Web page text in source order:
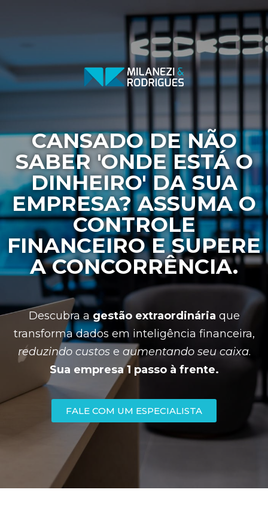
CANSADO DE NÃO
SABER 'ONDE ESTÁ O
DINHEIRO' DA SUA
EMPRESA? ASSUMA O
CONTROLE
FINANCEIRO E SUPERE
A CONCORRÊNCIA.
Descubra agestão extraordinária que
transforma dados em inteligência financeira,
reduzindo custose aumentando seu caixa.
Sua empresa 1 passo à frente.
FALE COM UM ESPECIALISTA